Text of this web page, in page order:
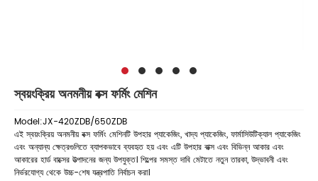
স্বয়ংক্রিয় অনমনীয় বক্স ফর্মিং মেশিন
Model:JX-420ZDB/650ZDB
এই স্বয়ংক্রিয় অনমনীয় বক্স ফর্মিং মেশিনটি উপহার প্যাকেজিং, খাদ্য প্যাকেজিং, ফার্মাসিউটিক্যাল প্যাকেজিং
এবং অন্যান্য ক্ষেত্রগুলিতে ব্যাপকভাবে ব্যবহৃত হয় এবং এটি উপহার বাক্স এবং বিভিন্ন আকার এবং
আকারের হার্ড বাক্সের উত্পাদনের জন্য উপযুক্ত। শিল্পের সমস্ত দাবি মেটাতে নতুন তারকা, উদ্ভাবনী এবং
নির্ভরযোগ্য থেকে উচ্চ-শেষ যন্ত্রপাতি নির্বাচন করা।